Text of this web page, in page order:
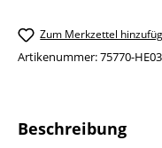
Zum Merkzettel
Artikenummer:75770-
Beschreibung